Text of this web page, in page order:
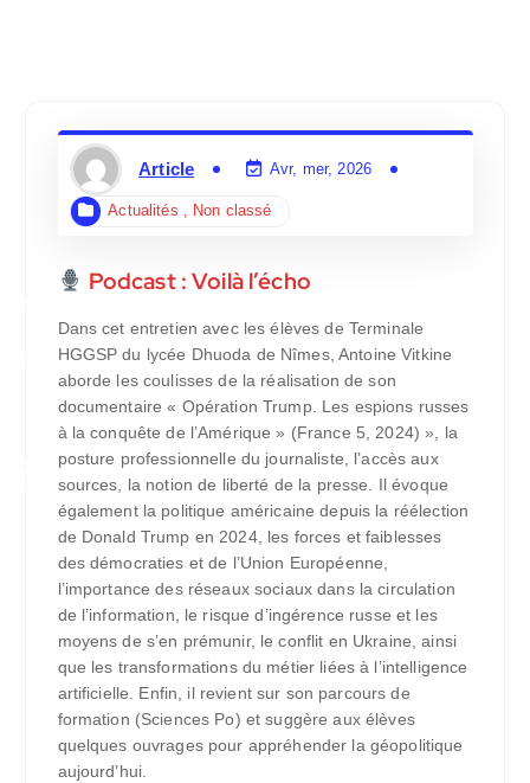
Article Avr, mer, 2026
Actualités Non classé
Podcast : Voilà l’écho
Dans cet entretien avec les élèves de Terminale
HGGSP du lycée Dhuoda de Nîmes, Antoine Vitkine
aborde les coulisses de la réalisation de son
documentaire « Opération Trump. Les espions russes
à la conquête de l’Amérique » (France 5, 2024) », la
posture professionnelle du journaliste, l’accès aux
sources, la notion de liberté de la presse. Il évoque
également la politique américaine depuis la réélection
de Donald Trump en 2024, les forces et faiblesses
des démocraties et de l’Union Européenne,
l’importance des réseaux sociaux dans la circulation
de l’information, le risque d’ingérence russe et les
moyens de s’en prémunir, le conflit en Ukraine, ainsi
que les transformations du métier liées à l’intelligence
artificielle. Enfin, il revient sur son parcours de
formation (Sciences Po) et suggère aux élèves
quelques ouvrages pour appréhender la géopolitique
aujourd’hui.